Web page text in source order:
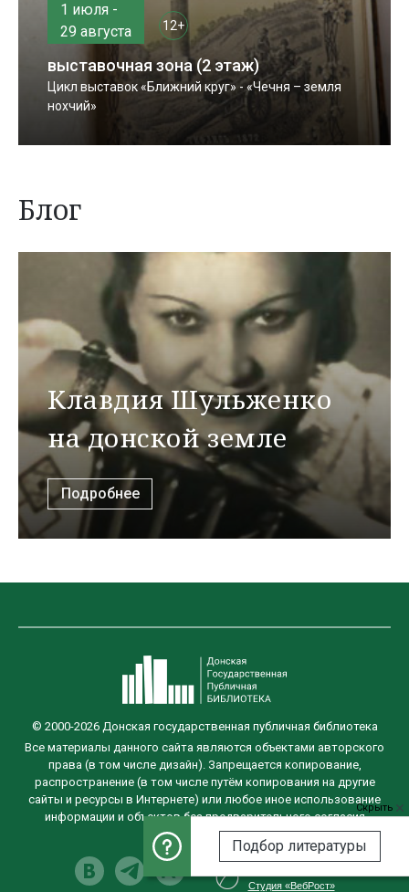
1 июля -
29 августа
12+
выставочная зона (2 этаж)
Цикл выставок «Ближний круг» - «Чечня – земля
нохчий»
Блог
Клавдия Шульженко
на донской земле
Подробнее
Скрыть
Подбор литературы
© 2000-2026 Донская государственная публичная библиотека
Все материалы данного сайта являются объектами авторского
права (в том числе дизайн). Запрещается копирование,
распространение (в том числе путём копирования на другие
сайты и ресурсы в Интернете) или любое иное использование
информации и объектов без предварительного согласия
правообладателя.
Студия «ВебРост»